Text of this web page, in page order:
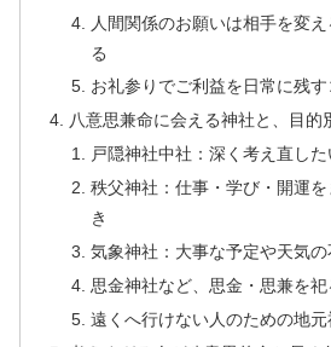
人間関係のお願いは相手を変
る
お礼参りでご利益を日常に残す
八意思兼命に会える神社と、目的
戸隠神社中社：深く考え直し
秩父神社：仕事・学び・開運
き
気象神社：大事な予定や天気
思金神社など、思金・思兼を
遠くへ行けない人のための地